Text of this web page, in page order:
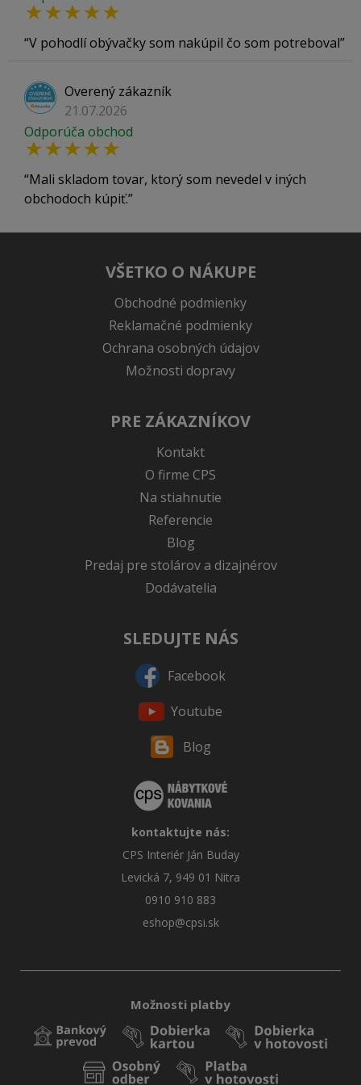
V pohodlí obývačky som nakúpil čo som potreboval
Overený zákazník
21.07.2026
Odporúča obchod
Mali skladom tovar, ktorý som nevedel v iných
obchodoch kúpiť.
VŠETKO O NÁKUPE
Obchodné podmienky
Reklamačné podmienky
Ochrana osobných údajov
Možnosti dopravy
PRE ZÁKAZNÍKOV
Kontakt
O firme CPS
Na stiahnutie
Referencie
Blog
Predaj pre stolárov a dizajnérov
Dodávatelia
SLEDUJTE NÁS
Facebook
Youtube
Blog
kontaktujte nás:
CPS Interiér Ján Buday
Levická 7, 949 01 Nitra
0910 910 883
eshop@cpsi.sk
Možnosti platby